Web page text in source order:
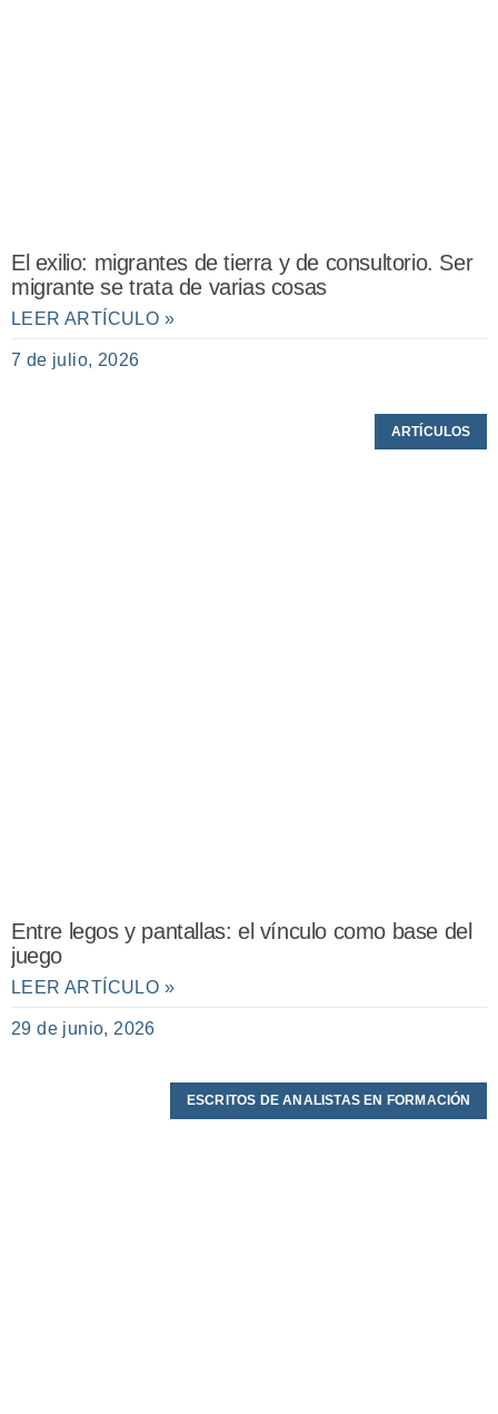
El exilio: migrantes de tierra y de consultorio. Ser
migrante se trata de varias cosas
LEER ARTÍCULO »
7 de julio, 2026
ARTÍCULOS
Entre legos y pantallas: el vínculo como base del
juego
LEER ARTÍCULO »
29 de junio, 2026
ESCRITOS DE ANALISTAS EN FORMACIÓN